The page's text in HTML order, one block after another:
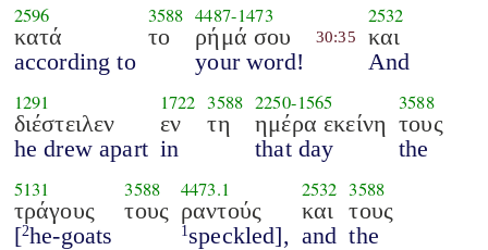
2596
κατά
according to
3588
το
4487-1473
ρήμά σου
your word!
30:35
2532
και
And
1291
διέστειλεν
he drew apart
1722
εν
in
3588
τη
2250-1565
ημέρα εκείνη
that day
3588
τους
the
5131
τράγους
[2he-goats
3588
τους
4473.1
ραντούς
1 speckled],
2532
και
and
3588
τους
the